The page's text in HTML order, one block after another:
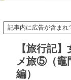
記事内に広告が含まれ
【旅行記
メ旅⑤（竈
編）